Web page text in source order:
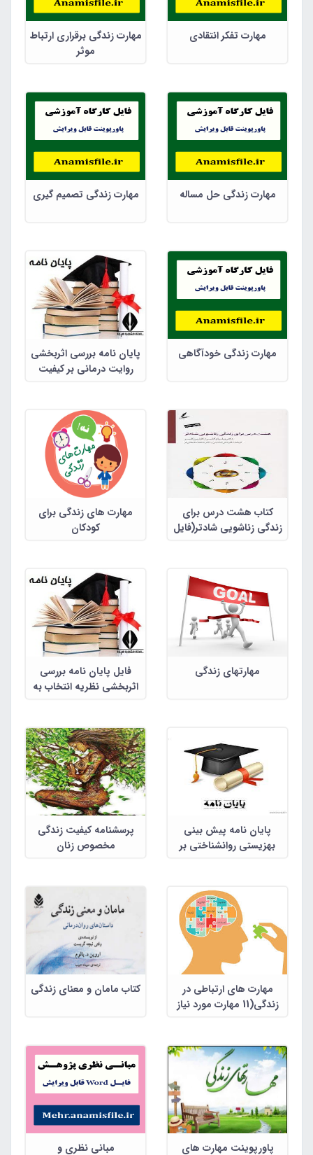
مهارت تفکر انتقادی
مهارت زندگی برقراری ارتباط
موثر
مهارت زندگی حل مساله مهارت زندگی تصمیم گیری
مهارت زندگی خودآگاهی
پایان نامه بررسی اثربخشی
روایت درمانی بر کیفیت
کتاب هشت درس برای
زندگی زناشویی شادتر(فایل
مهارت های زندگی برای
کودکان
مهارتهای زندگی
فایل پایان نامه بررسی
اثربخشی نظریه انتخاب به
مواد معتادان به مواد مخدر
شهر قوچان
پایان نامه پیش ‌بینی
بهزیستی روانشناختی بر
آسیب شبکیه چشم
پرسشنامه کیفیت زندگی
مخصوص زنان
مهارت های ارتباطی در
زندگی(11 مهارت مورد نیاز
کتاب مامان و معنای زندگی
پاورپوینت مهارت های
مبانی نظری و